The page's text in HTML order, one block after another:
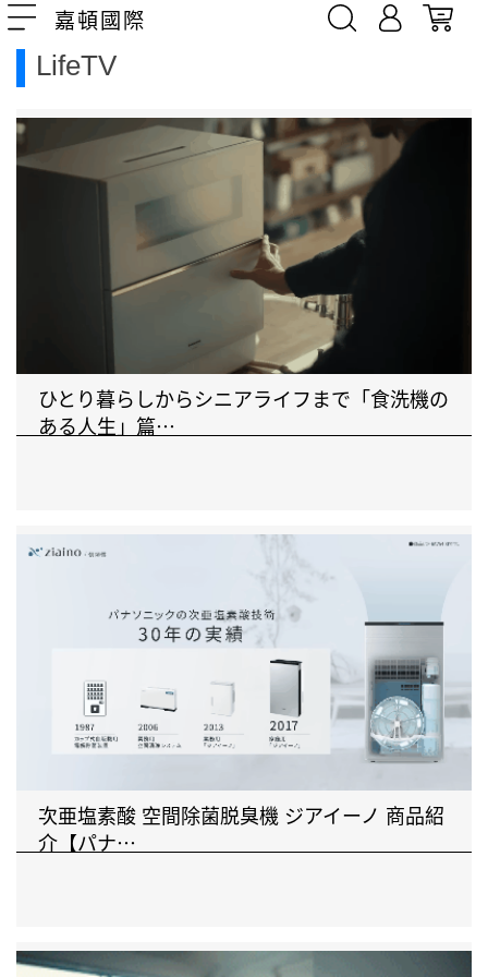
嘉頓國際
LifeTV
ひとり暮らしからシニアライフまで「食洗機の
ある人生」篇⋯
次亜塩素酸 空間除菌脱臭機 ジアイーノ 商品紹
介【パナ⋯